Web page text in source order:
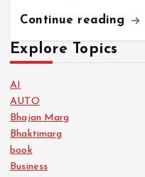
Continue reading
Explore Topics
AI
AUTO
Bhajan Marg
Bhaktimarg
book
Business